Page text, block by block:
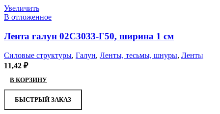
Увеличить
В отложенное
Лента галун 02С3033-Г50, ширина 1 см
Силовые структуры, Галун, Ленты, тесьмы, шнуры, Ленты
11,42 ₽
В КОРЗИНУ
БЫСТРЫЙ ЗАКАЗ